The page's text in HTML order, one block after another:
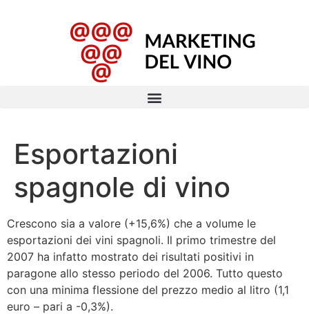
Esportazioni
spagnole di vino
Crescono sia a valore (+15,6%) che a volume le
esportazioni dei vini spagnoli. Il primo trimestre del
2007 ha infatto mostrato dei risultati positivi in
paragone allo stesso periodo del 2006. Tutto questo
con una minima flessione del prezzo medio al litro (1,1
euro – pari a -0,3%).